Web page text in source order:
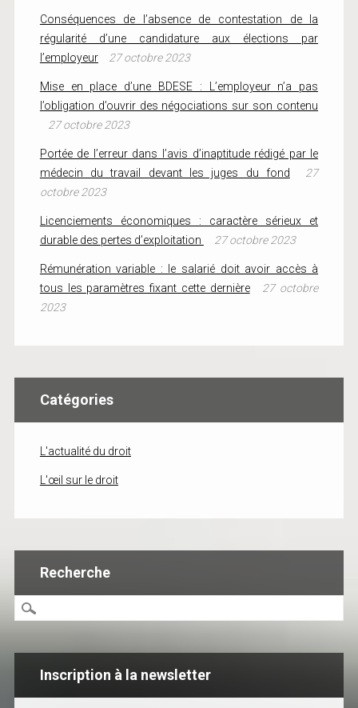
Conséquences de l’absence de contestation de la
régularité d’une candidature aux élections par
l’employeur
27 octobre 2023
Mise en place d’une BDESE : L’employeur n’a pas
l’obligation d’ouvrir des négociations sur son contenu
27 octobre 2023
Portée de l’erreur dans l’avis d’inaptitude rédigé par le
médecin du travail devant les juges du fond
27
octobre 2023
Licenciements économiques : caractère sérieux et
durable des pertes d’exploitation
27 octobre 2023
Rémunération variable : le salarié doit avoir accès à
tous les paramètres fixant cette dernière
27 octobre
2023
Catégories
L'actualité du droit
L'œil sur le droit
Recherche
Inscription à la newsletter